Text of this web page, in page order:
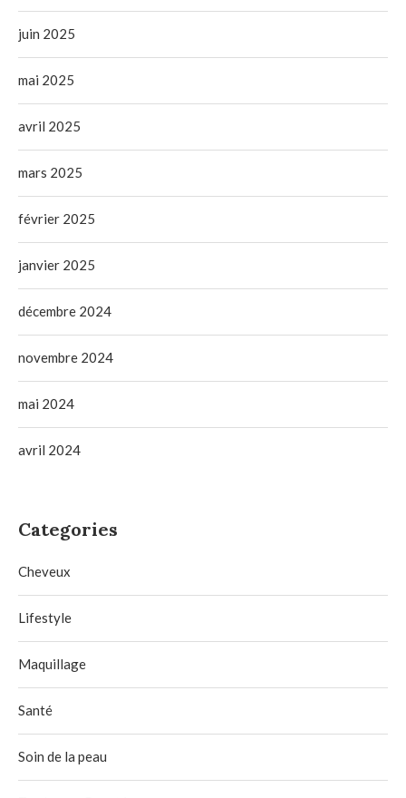
juin 2025
mai 2025
avril 2025
mars 2025
février 2025
janvier 2025
décembre 2024
novembre 2024
mai 2024
avril 2024
Categories
Cheveux
Lifestyle
Maquillage
Santé
Soin de la peau